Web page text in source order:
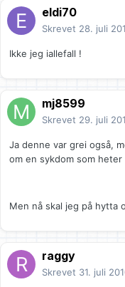
eldi70
Skrevet 28. juli
Ikke jeg iallefall !
mj8599
Skrevet 29. juli
Ja denne var grei også,
om en sykdom som
Men nå skal jeg på hytta
raggy
Skrevet 31. juli